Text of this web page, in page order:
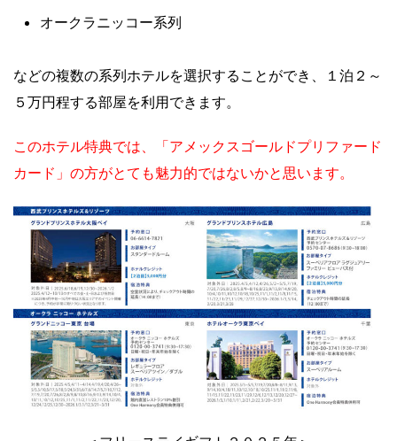
オークラニッコー系列
などの複数の系列ホテルを選択することができ、１泊２～
５万円程する部屋を利用できます。
このホテル特典では、「アメックスゴールドプリファード
カード」の方がとても魅力的ではないかと思います。